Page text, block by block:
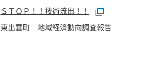
ＳＴＯＰ！！技術流出！！
東出雲町 地域経済動向調査報告